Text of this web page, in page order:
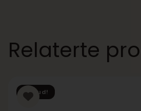
Relaterte
Tilbud!